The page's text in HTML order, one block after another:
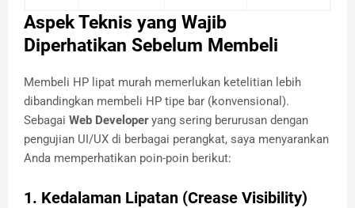
Aspek Teknis yang Wajib
Diperhatikan Sebelum Membeli
Membeli HP lipat murah memerlukan ketelitian lebih
dibandingkan membeli HP tipe bar (konvensional).
Sebagai Web Developeryang sering berurusan dengan
pengujian UI/UX di berbagai perangkat, saya menyarankan
Anda memperhatikan poin-poin berikut:
1. Kedalaman Lipatan (Crease Visibility)